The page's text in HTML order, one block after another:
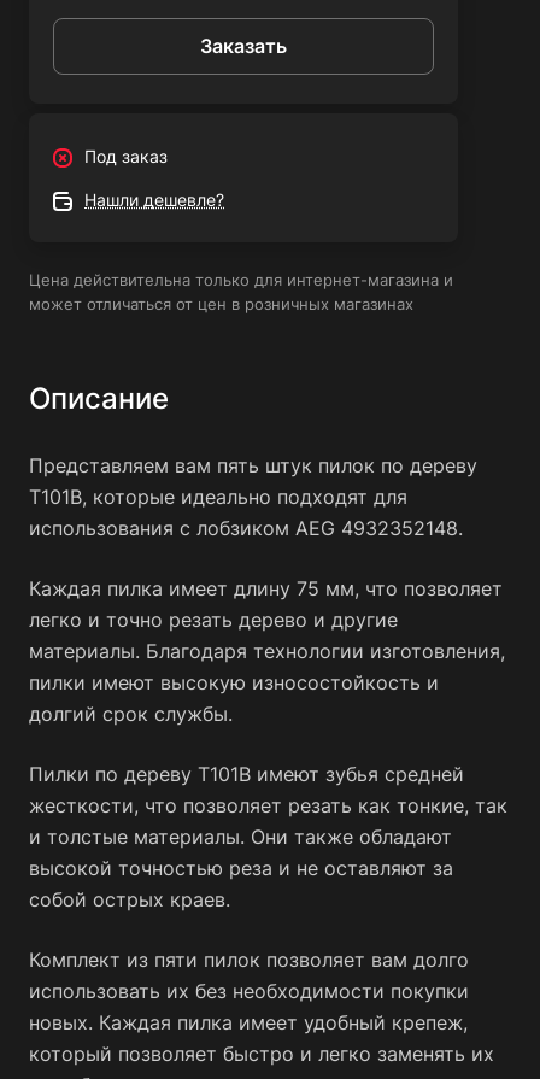
незаменимым инструментом для любого мастера,
который работает с деревом и другими материалами.
Заказать
Под заказ
Нашли дешевле?
Цена действительна только для интернет-магазина и
может отличаться от цен в розничных магазинах
Описание
Представляем вам пять штук пилок по дереву
Т101В, которые идеально подходят для
использования с лобзиком AEG 4932352148.
Каждая пилка имеет длину 75 мм, что позволяет
легко и точно резать дерево и другие
материалы. Благодаря технологии изготовления,
пилки имеют высокую износостойкость и
долгий срок службы.
Пилки по дереву Т101В имеют зубья средней
жесткости, что позволяет резать как тонкие, так
и толстые материалы. Они также обладают
высокой точностью реза и не оставляют за
собой острых краев.
Комплект из пяти пилок позволяет вам долго
использовать их без необходимости покупки
новых. Каждая пилка имеет удобный крепеж,
который позволяет быстро и легко заменять их